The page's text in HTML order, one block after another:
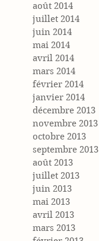
août 2014
juillet 2014
juin 2014
mai 2014
avril 2014
mars 2014
février 2014
janvier 2014
décembre 2013
novembre 2013
octobre 2013
septembre 2013
août 2013
juillet 2013
juin 2013
mai 2013
avril 2013
mars 2013